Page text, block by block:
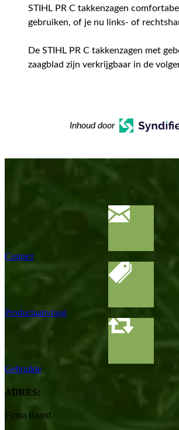
STIHL PR C takkenzagen
gebruiken, of je nu links- of
De STIHL PR C takkenzagen met
zaagblad zijn verkrijgbaar in de
Inhoud door
Contact
Productaanvraag
Gebruikte
ADRES:
Firma Baard